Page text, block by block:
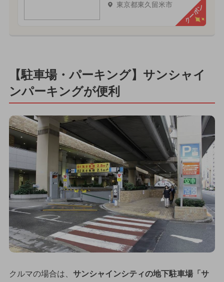
東京都東久留米市 クーポン
【駐車場・パーキング】サンシャイ
ンパーキングが便利
クルマの場合は、 サンシャインシティの地下駐車場「サ